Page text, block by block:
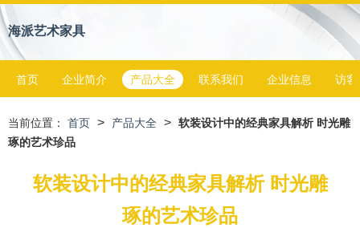
海派艺术家具
首页 企业简介 产品大全 联系我们 企业信息 访客
当前位置： 首页 > 产品大全 > 软装设计中的经典家具解析 时光雕
琢的艺术珍品
软装设计中的经典家具解析 时光雕
琢的艺术珍品